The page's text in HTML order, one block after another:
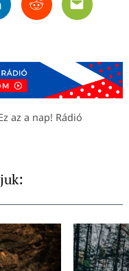
RedditEmail
az a nap! Rádió